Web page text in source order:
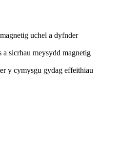
uchel a dyfnder
sicrhau meysydd magnetig
y cymysgu gydag effeithiau